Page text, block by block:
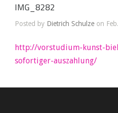
IMG_8282
Posted by Dietrich Schulze on
http://vorstudium-kunst-
sofortiger-auszahlung/